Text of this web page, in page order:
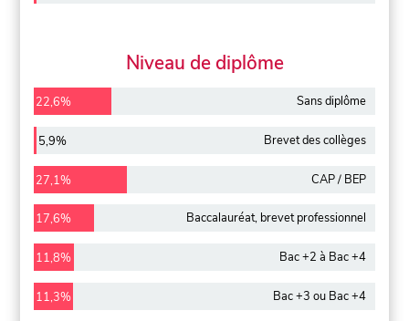
Niveau de diplôme
22,6% Sans diplôme
5,9% Brevet des collèges
27,1% CAP / BEP
17,6% Baccalauréat, brevet professionnel
11,8% Bac +2 à Bac +4
11,3% Bac +3 ou Bac +4